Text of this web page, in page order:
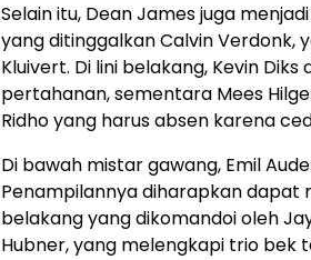
Selain itu, Dean James juga
yang ditinggalkan Calvin Verdonk,
Kluivert. Di lini belakang, Kevin
pertahanan, sementara Mees
Ridho yang harus absen karena
Di bawah mistar gawang, Emil
Penampilannya diharapkan dapat
belakang yang dikomandoi oleh
Hubner, yang melengkapi trio bek